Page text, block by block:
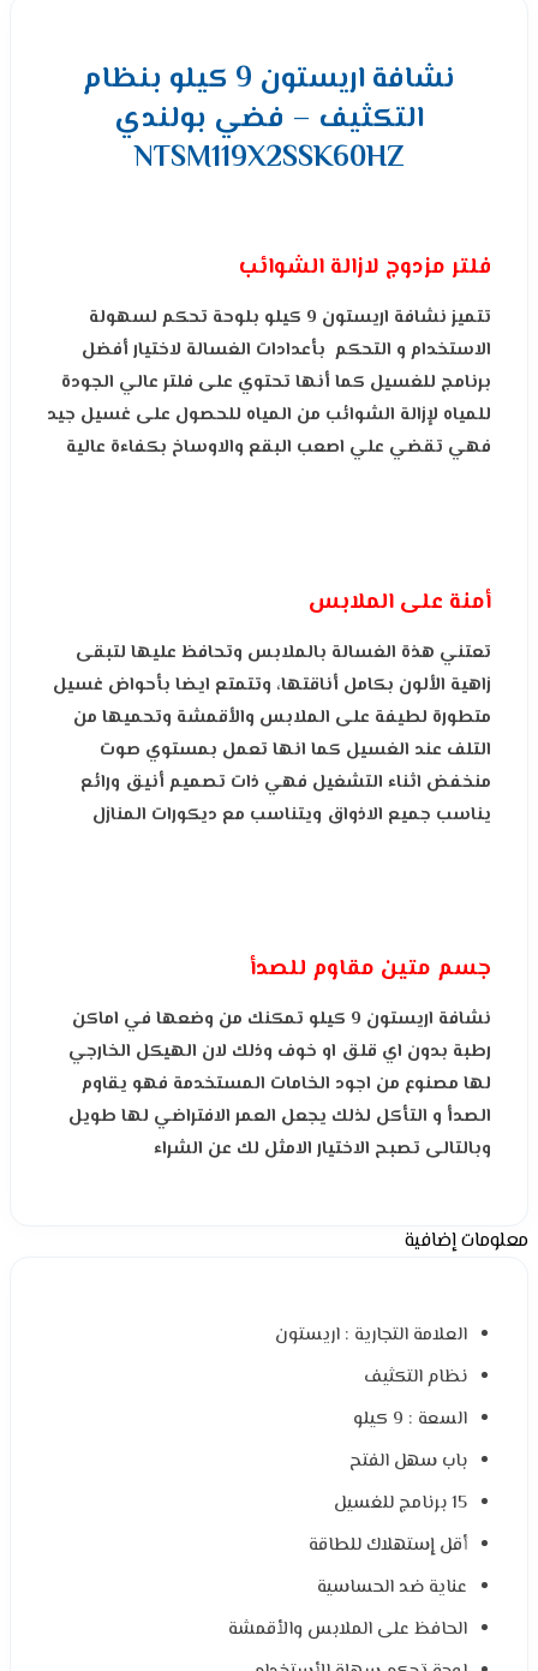
نشافة اريستون 9 كيلو بنظام
التكثيف – فضي بولندي
NTSM119X2SSK60HZ
فلتر مزدوج لازالة الشوائب
تتميز نشافة اريستون 9 كيلو بلوحة تحكم لسهولة
الاستخدام و التحكم بأعدادات الغسالة لاختيار أفضل
برنامج للغسيل كما أنها تحتوي على فلتر عالي الجودة
للمياه لإزالة الشوائب من المياه للحصول على غسيل جيد
فهي تقضي علي اصعب البقع والاوساخ بكفاءة عالية
أمنة على الملابس
تعتني هذة الغسالة بالملابس وتحافظ عليها لتبقى
زاهية الألون بكامل أناقتها، وتتمتع ايضا بأحواض غسيل
متطورة لطيفة على الملابس والأقمشة وتحميها من
التلف عند الغسيل كما انها تعمل بمستوي صوت
منخفض اثناء التشغيل فهي ذات تصميم أنيق ورائع
يناسب جميع الاذواق ويتناسب مع ديكورات المنازل
جسم متين مقاوم للصدأ
نشافة اريستون 9 كيلو تمكنك من وضعها في اماكن
رطبة بدون اي قلق او خوف وذلك لان الهيكل الخارجي
لها مصنوع من اجود الخامات المستخدمة فهو يقاوم
الصدأ و التأكل لذلك يجعل العمر الافتراضي لها طويل
وبالتالى تصبح الاختيار الامثل لك عن الشراء
معلومات إضافية
العلامة التجارية : اريستون
نظام التكثيف
السعة : 9 كيلو
باب سهل الفتح
15 برنامج للغسيل
أقل إستهلاك للطاقة
عناية ضد الحساسية
الحافظ على الملابس والأقمشة